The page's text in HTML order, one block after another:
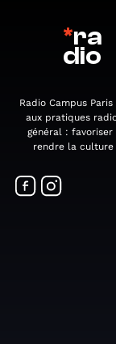
*ra
dio
Radio Campus
aux pratiques
général :
rendre la